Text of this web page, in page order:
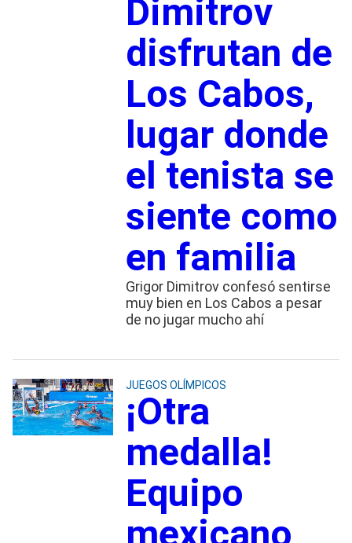
Dimitrov
disfrutan de
Los Cabos,
lugar donde
el tenista se
siente como
en familia
Grigor Dimitrov confesó sentirse
muy bien en Los Cabos a pesar
de no jugar mucho ahí
JUEGOS OLÍMPICOS
¡Otra
medalla!
Equipo